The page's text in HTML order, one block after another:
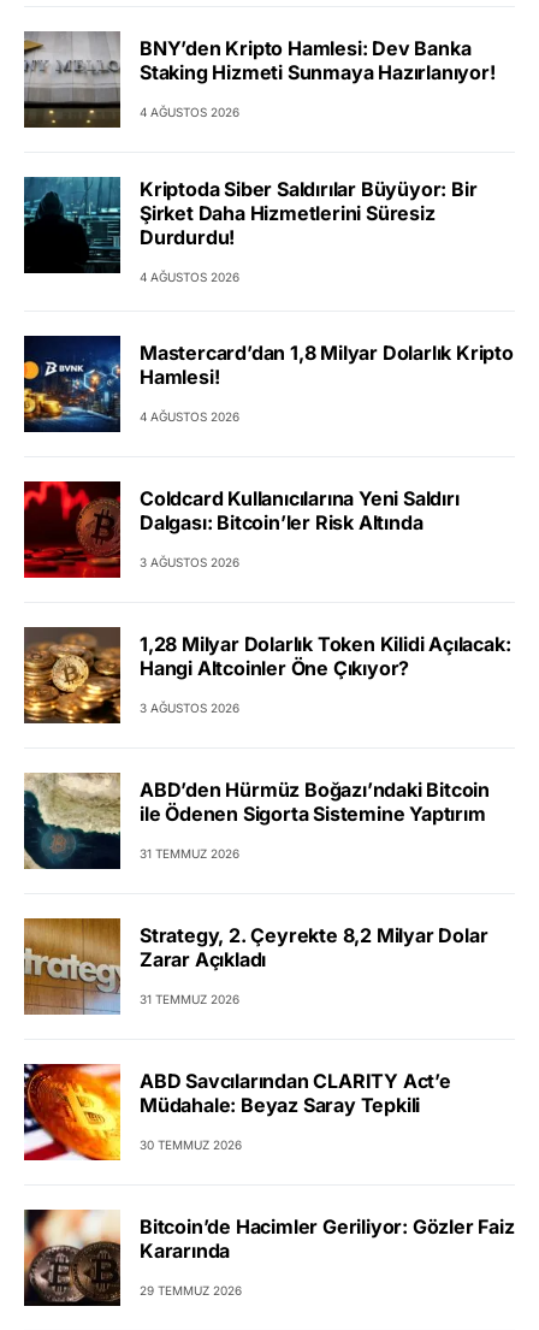
BNY’den Kripto Hamlesi: Dev Banka
Staking Hizmeti Sunmaya Hazırlanıyor!
4 AĞUSTOS 2026
Kriptoda Siber Saldırılar Büyüyor: Bir
Şirket Daha Hizmetlerini Süresiz
Durdurdu!
4 AĞUSTOS 2026
Mastercard’dan 1,8 Milyar Dolarlık Kripto
Hamlesi!
4 AĞUSTOS 2026
Coldcard Kullanıcılarına Yeni Saldırı
Dalgası: Bitcoin’ler Risk Altında
3 AĞUSTOS 2026
1,28 Milyar Dolarlık Token Kilidi Açılacak:
Hangi Altcoinler Öne Çıkıyor?
3 AĞUSTOS 2026
ABD’den Hürmüz Boğazı’ndaki Bitcoin
ile Ödenen Sigorta Sistemine Yaptırım
31 TEMMUZ 2026
Strategy, 2. Çeyrekte 8,2 Milyar Dolar
Zarar Açıkladı
31 TEMMUZ 2026
ABD Savcılarından CLARITY Act’e
Müdahale: Beyaz Saray Tepkili
30 TEMMUZ 2026
Bitcoin’de Hacimler Geriliyor: Gözler Faiz
Kararında
29 TEMMUZ 2026